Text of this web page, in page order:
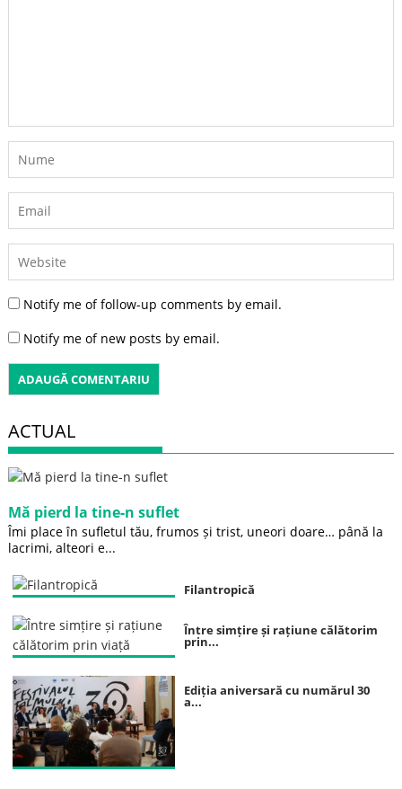
Notify me of follow-up comments by email.
Notify me of new posts by email.
ACTUAL
Mă pierd la tine-n suflet
Îmi place în sufletul tău, frumos și trist, uneori doare… până la
lacrimi, alteori e...
Filantropică
Între simțire și rațiune călătorim
prin...
Ediția aniversară cu numărul 30
a...